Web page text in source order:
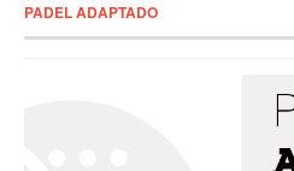
PADEL ADAPTADO